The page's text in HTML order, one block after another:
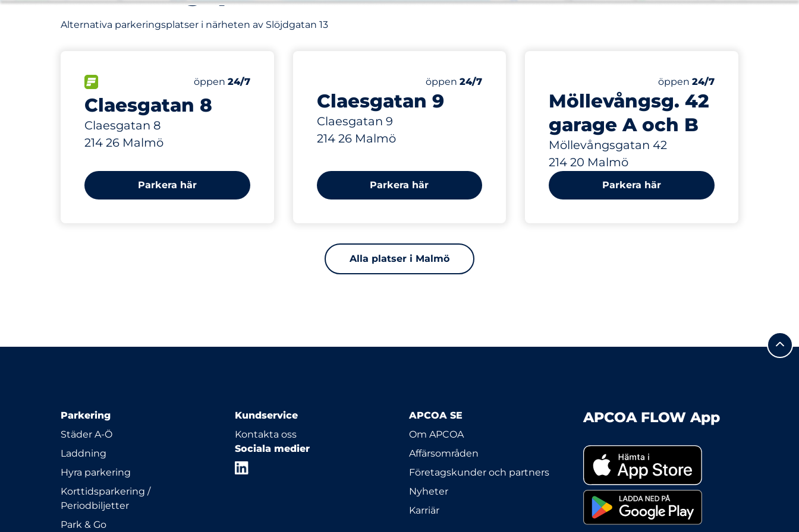
Alternativa parkeringsplatser i närheten av Slöjdgatan 13
Claesgatan 8
Claesgatan 8
214 26 Malmö
Lördag
öppen 24/7
288 m
Parkera här
Claesgatan 9
Claesgatan 9
214 26 Malmö
Lördag
öppen24/7
Parkera här
Möllevångsg. 42
garage A och B
Möllevångsgatan 42
214 20 Malmö
Lördag
öppen 24/7
Parkera här
Alla platser i Malmö
Parkering
Städer A-Ö
Laddning
Hyra parkering
Korttidsparkering /
Periodbiljetter
Park & Go
Kundservice
Kontakta oss
Sociala medier
APCOA SE
Om APCOA
Affärsområden
Företagskunder och partners
Nyheter
Karriär
APCOA FLOW App